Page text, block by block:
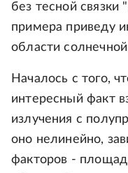
без тесной связки
примера приведу
области
Началось с того,
интересный факт
излучения с
оно нелинейно,
факторов -